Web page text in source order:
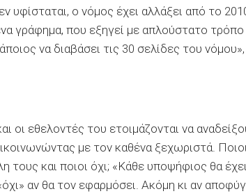
υφίσταται, ο νόμος έχει αλλάξει από το
γράφημα, που εξηγεί με απλούστατο τρόπο
να διαβάσει τις 30 σελίδες του νόμου»,
οι εθελοντές του ετοιμάζονται να
με τον καθένα ξεχωριστά.
τους και ποιοι όχι; «Κάθε υποψήφιος θα έχει
αν θα τον εφαρμόσει. Ακόμη κι αν